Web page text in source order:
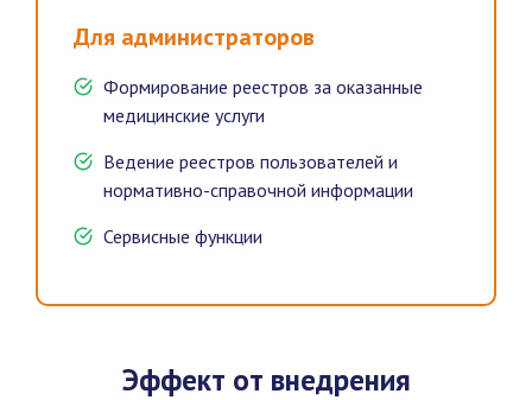
Для администраторов
Формирование реестров за оказанные
медицинские услуги
Ведение реестров пользователей и
нормативно-справочной информации
Сервисные функции
Эффект от внедрения